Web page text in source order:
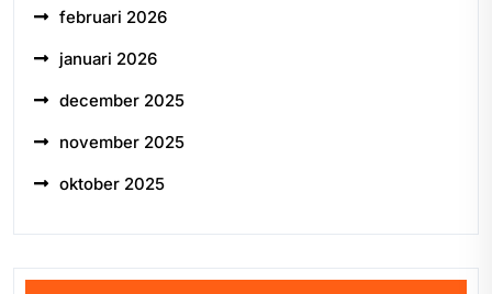
februari 2026
januari 2026
december 2025
november 2025
oktober 2025